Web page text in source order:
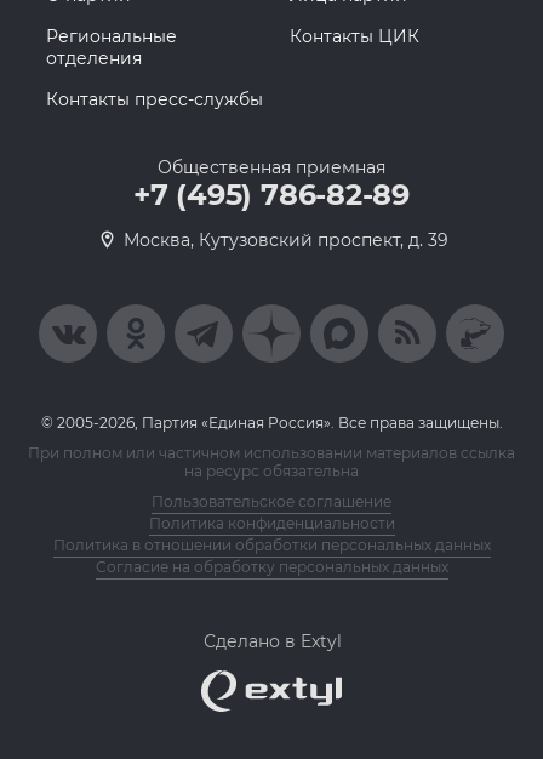
Региональные
отделения
Контакты ЦИК
Контакты пресс-службы
Общественная приемная
+7 (495) 786-82-89
Москва, Кутузовский проспект, д. 39
© 2005-2026, Партия «Единая Россия». Все права защищены.
При полном или частичном использовании материалов ссылка
на ресурс обязательна
Пользовательское соглашение
Политика конфиденциальности
Политика в отношении обработки персональных данных
Согласие на обработку персональных данных
Сделано в Extyl